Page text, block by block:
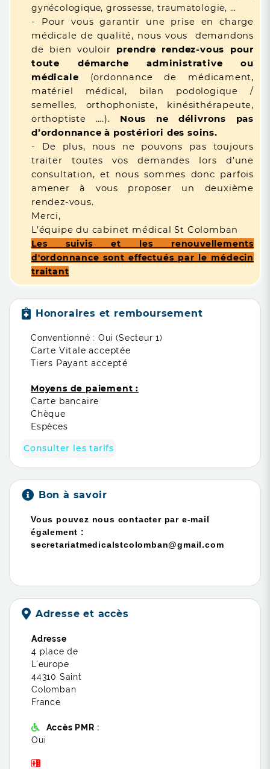
gynécologique, grossesse, traumatologie, …
- Pour vous garantir une prise en charge
médicale de qualité, nous vous demandons
de bien vouloir prendre rendez-vous pour
toute démarche administrative ou
médicale (ordonnance de médicament,
matériel médical, bilan podologique /
semelles, orthophoniste, kinésithérapeute,
orthoptiste ….). Nous ne délivrons pas
d’ordonnance à postériori des soins.
- De plus, nous ne pouvons pas toujours
traiter toutes vos demandes lors d’une
consultation, et nous sommes donc parfois
amener à vous proposer un deuxième
rendez-vous.
Merci,
L’équipe du cabinet médical St Colomban
Les suivis et les renouvellements
d'ordonnance sont effectués par le médecin
traitant
Honoraires et remboursement
Conventionné : Oui (Secteur 1)
Carte Vitale acceptée
Tiers Payant accepté
Moyens de paiement :
Carte bancaire
Chèque
Espèces
Consulter les tarifs
Bon à savoir
Vous pouvez nous contacter par e-mail
également :
secretariatmedicalstcolomban@gmail.com
Adresse et accès
Adresse
4 place de
L'europe
44310 Saint
Colomban
France
Accès PMR :
Oui